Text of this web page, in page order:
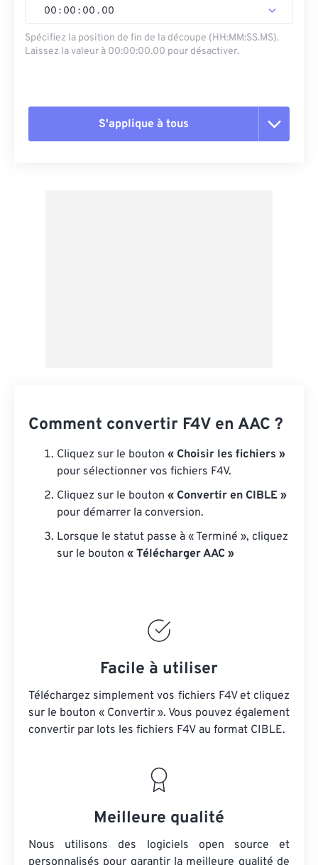
00 : 00 : 00 . 00
Spécifiez la position de fin de la découpe (HH:MM:SS.MS).
Laissez la valeur à 00:00:00.00 pour désactiver.
S'applique à tous
Comment convertir F4V en AAC ?
Cliquez sur le bouton « Choisir les fichiers »
pour sélectionner vos fichiers F4V.
Cliquez sur le bouton « Convertir en CIBLE »
pour démarrer la conversion.
Lorsque le statut passe à « Terminé », cliquez
sur le bouton « Télécharger AAC »
Facile à utiliser
Téléchargez simplement vos fichiers F4V et cliquez
sur le bouton « Convertir ». Vous pouvez également
convertir par lots les fichiers F4V au format CIBLE.
Meilleure qualité
Nous utilisons des logiciels open source et
personnalisés pour garantir la meilleure qualité de